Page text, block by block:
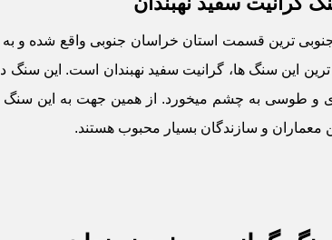
جنوبی ترین قسمت استان خراسان جنوبی واقع شده
این سنگ ها، گرانیت سفید نهبندان است. این سنگ
و طوسی به چشم میخورد. از همین جهت به این سنگ
معماران و سازندگان بسیار محبوب هستند.